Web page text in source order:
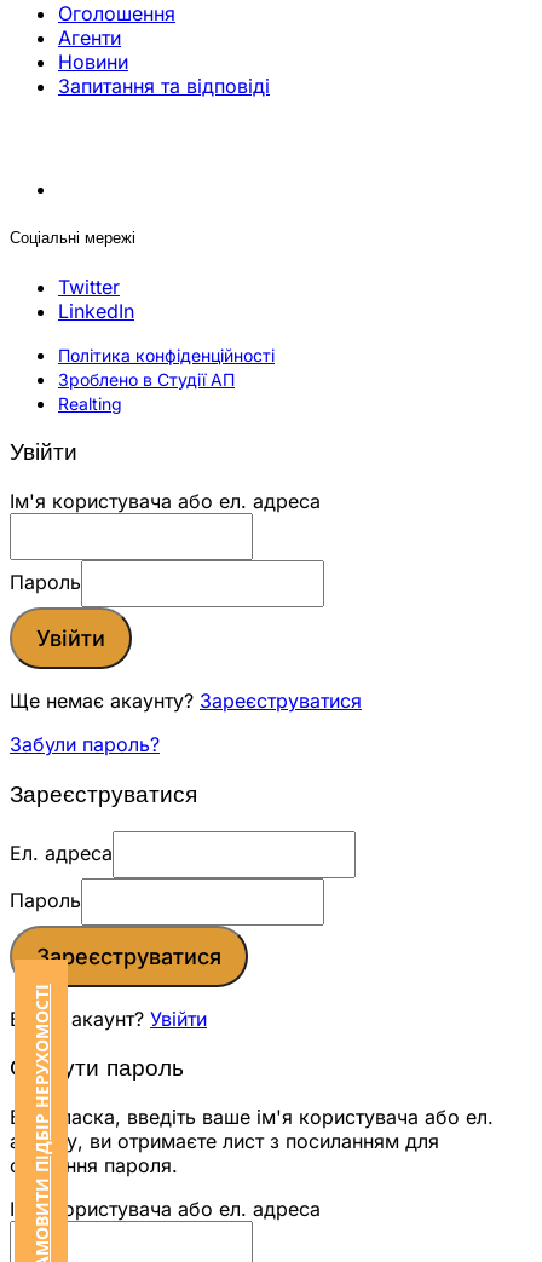
Оголошення
Агенти
Новини
Запитання та відповіді
Соціальні мережі
Twitter
LinkedIn
Політика конфіденційності
Зроблено в Студії АП
Realting
ЗАМОВИТИ ПІДБІР НЕРУХОМОСТІ
Увійти
Ім'я користувача або ел. адреса
Пароль
Увійти
Ще немає акаунту? Зареєструватися
Забули пароль?
Зареєструватися
Ел. адреса
Пароль
Зареєструватися
Вже є акаунт? Увійти
Скинути пароль
Будь ласка, введіть ваше ім'я користувача або ел.
адресу, ви отримаєте лист з посиланням для
скидання пароля.
Ім'я користувача або ел. адреса